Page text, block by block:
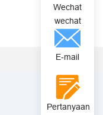
Wechat
wechat
E-mail
Pertanyaan